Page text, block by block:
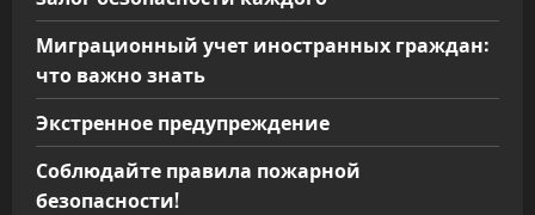
Миграционный учет иностранных граждан:
что важно знать
Экстренное предупреждение
Соблюдайте правила пожарной
безопасности!